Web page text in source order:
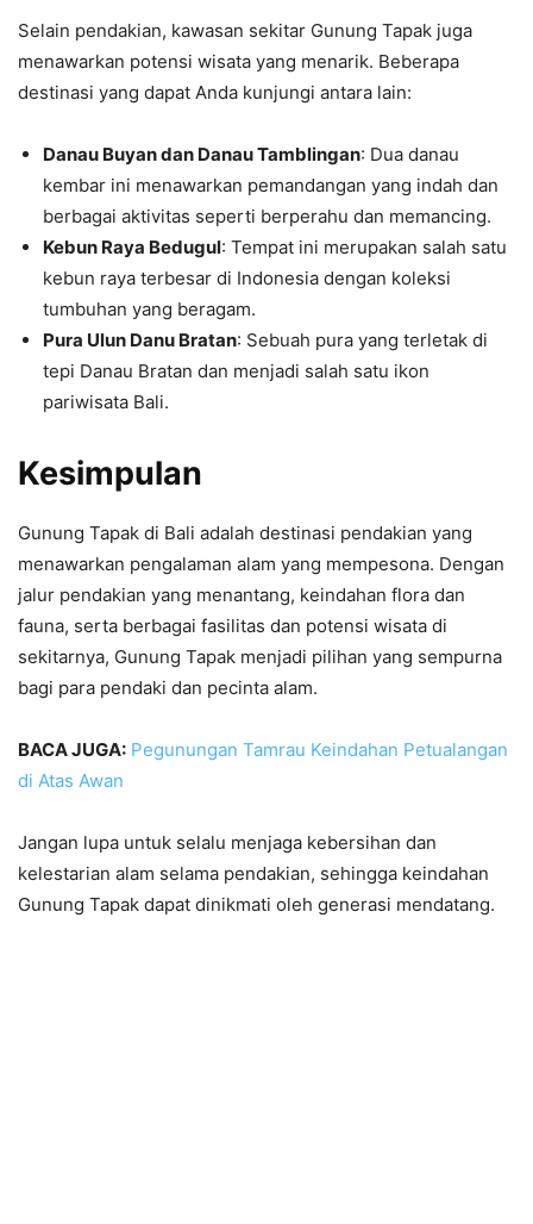
Selain pendakian, kawasan sekitar Gunung Tapak juga
menawarkan potensi wisata yang menarik. Beberapa
destinasi yang dapat Anda kunjungi antara lain:
Danau Buyan dan Danau Tamblingan: Dua danau
kembar ini menawarkan pemandangan yang indah dan
berbagai aktivitas seperti berperahu dan memancing.
Kebun Raya Bedugul: Tempat ini merupakan salah satu
kebun raya terbesar di Indonesia dengan koleksi
tumbuhan yang beragam.
Pura Ulun Danu Bratan: Sebuah pura yang terletak di
tepi Danau Bratan dan menjadi salah satu ikon
pariwisata Bali.
Kesimpulan
Gunung Tapak di Bali adalah destinasi pendakian yang
menawarkan pengalaman alam yang mempesona. Dengan
jalur pendakian yang menantang, keindahan flora dan
fauna, serta berbagai fasilitas dan potensi wisata di
sekitarnya, Gunung Tapak menjadi pilihan yang sempurna
bagi para pendaki dan pecinta alam.
BACA JUGA: Pegunungan Tamrau Keindahan Petualangan
di Atas Awan
Jangan lupa untuk selalu menjaga kebersihan dan
kelestarian alam selama pendakian, sehingga keindahan
Gunung Tapak dapat dinikmati oleh generasi mendatang.